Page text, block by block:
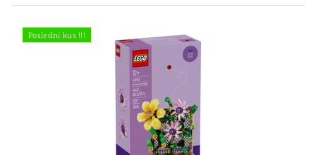
Poslední kus !!!